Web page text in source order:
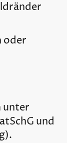
oder
unter
und